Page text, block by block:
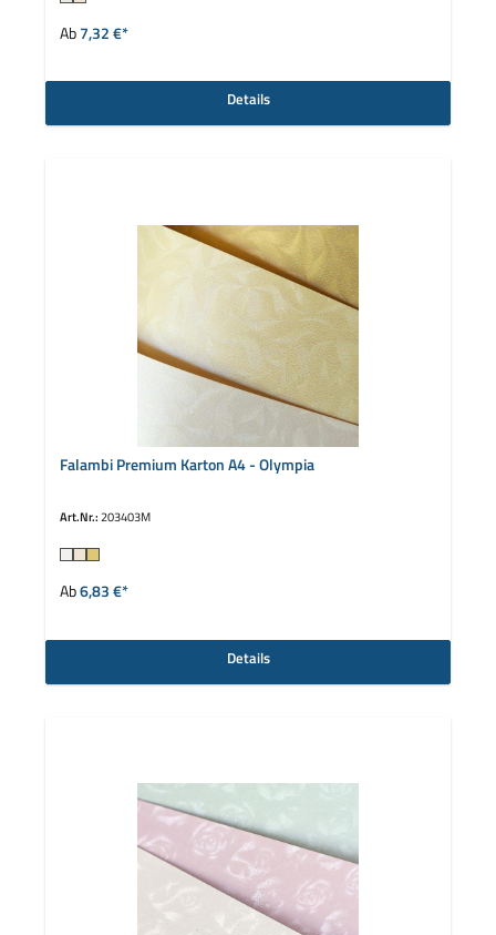
Ab7,32 €*
Details
Falambi Premium Karton A4 - Olympia
Art.Nr.:203403M
Farbe
Ab6,83 €*
Details